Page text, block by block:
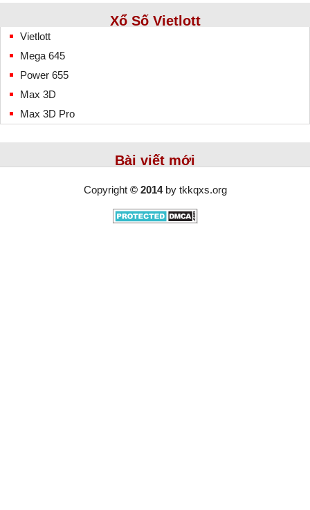
Xổ Số Vietlott
Vietlott
Mega 645
Power 655
Max 3D
Max 3D Pro
Bài viết mới
Copyright © 2014by tkkqxs.org